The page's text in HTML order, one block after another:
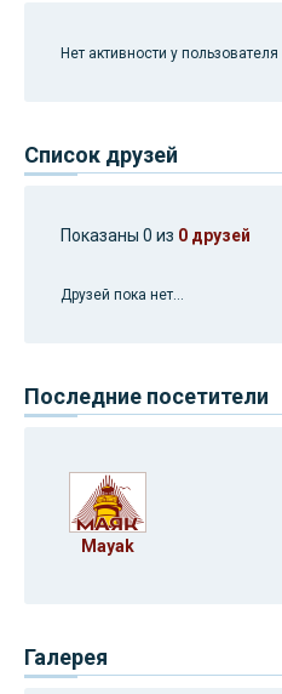
Нет активности у пользователя
Список друзей
Показаны 0 из 0 друзей
Друзей пока нет...
Последние посетители
Mayak
Галерея